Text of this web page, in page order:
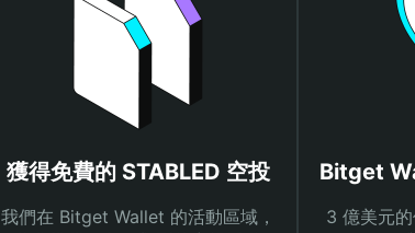
獲得免費的 STABLED 空投
我們在 Bitget Wallet 的活動區域，
Bitget
3 億美元